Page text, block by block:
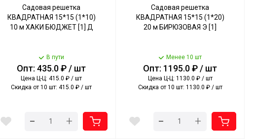
Садовая решетка
КВАДРАТНАЯ 15*15 (1*10)
10 м ХАКИ БЮДЖЕТ [1] Д
В пути
Опт: 435.0 ₽ / шт
Цена Ц-Ц: 415.0 ₽ / шт
Скидка от 10 шт: 415.0 ₽ / шт
- +
Садовая решетка
КВАДРАТНАЯ 15*15 (1*20)
20 м БИРЮЗОВАЯ Э [1]
Менее 10 шт
Опт: 1195.0 ₽ / шт
Цена Ц-Ц: 1130.0 ₽ / шт
Скидка от 10 шт: 1130.0 ₽ / шт
- +